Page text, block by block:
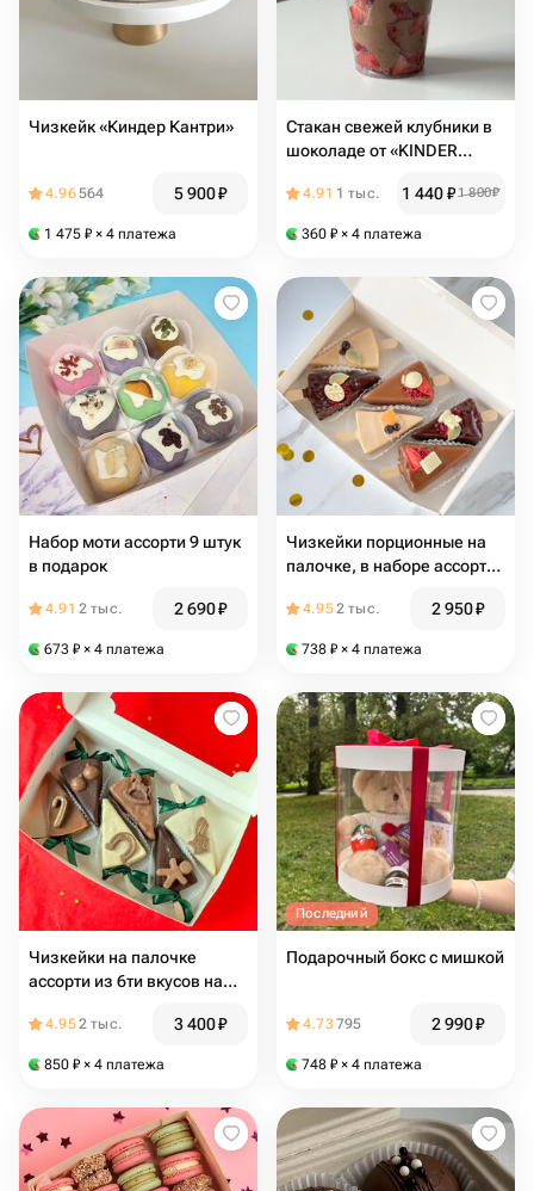
Чизкейк «Киндер Кантри»
4.96564 5 900₽
1 475 ₽ × 4 платежа
Стакан свежей клубники в
шоколаде от «KINDER
4.91 1 тыс. 1 440₽1 800₽
360 ₽ × 4 платежа
Набор моти ассорти 9 штук
в подарок
4.91 2 тыс. 2 690₽
673 ₽ × 4 платежа
Чизкейки порционные на
палочке, в наборе ассорти
4.952 тыс. 2 950₽
738 ₽ × 4 платежа
Чизкейки на палочке
ассорти из 6ти вкусов на
декором из шоколада
4.952 тыс. 3 400₽
850 ₽ × 4 платежа
Последний
Подарочный бокс с мишкой
4.73795 2 990₽
748 ₽ × 4 платежа